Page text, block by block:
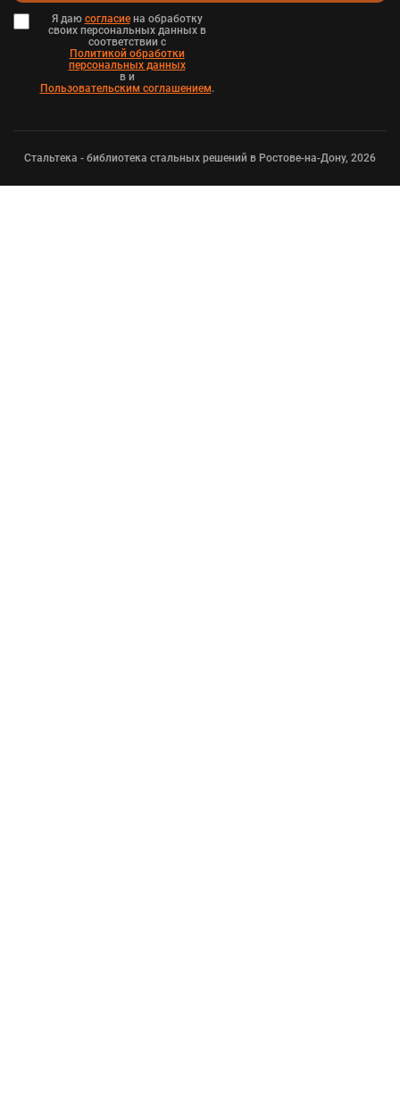
Я даю согласиена обработку
своих персональных данных в
соответствии с
Политикой обработки
персональных данных
в и
Пользовательским соглашением.
Стальтека - библиотека стальных решений в Ростове-на-Дону, 2026